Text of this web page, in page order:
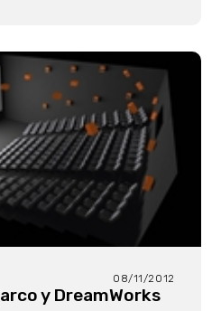
08/11/2012
y DreamWorks